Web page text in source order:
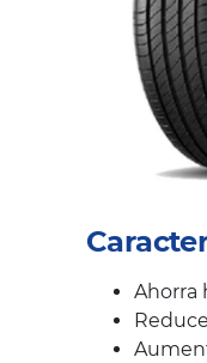
Ahorra